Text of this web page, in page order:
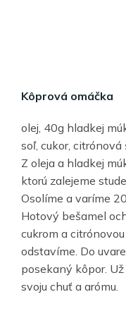
Kôprová omáčka
olej, 40g hladkej
soľ, cukor,
Z oleja a hladkej
ktorú zalejeme
Osolíme a varíme
Hotový bešamel
cukrom a
odstavíme. Do
posekaný kôpor.
svoju chuť a arómu.